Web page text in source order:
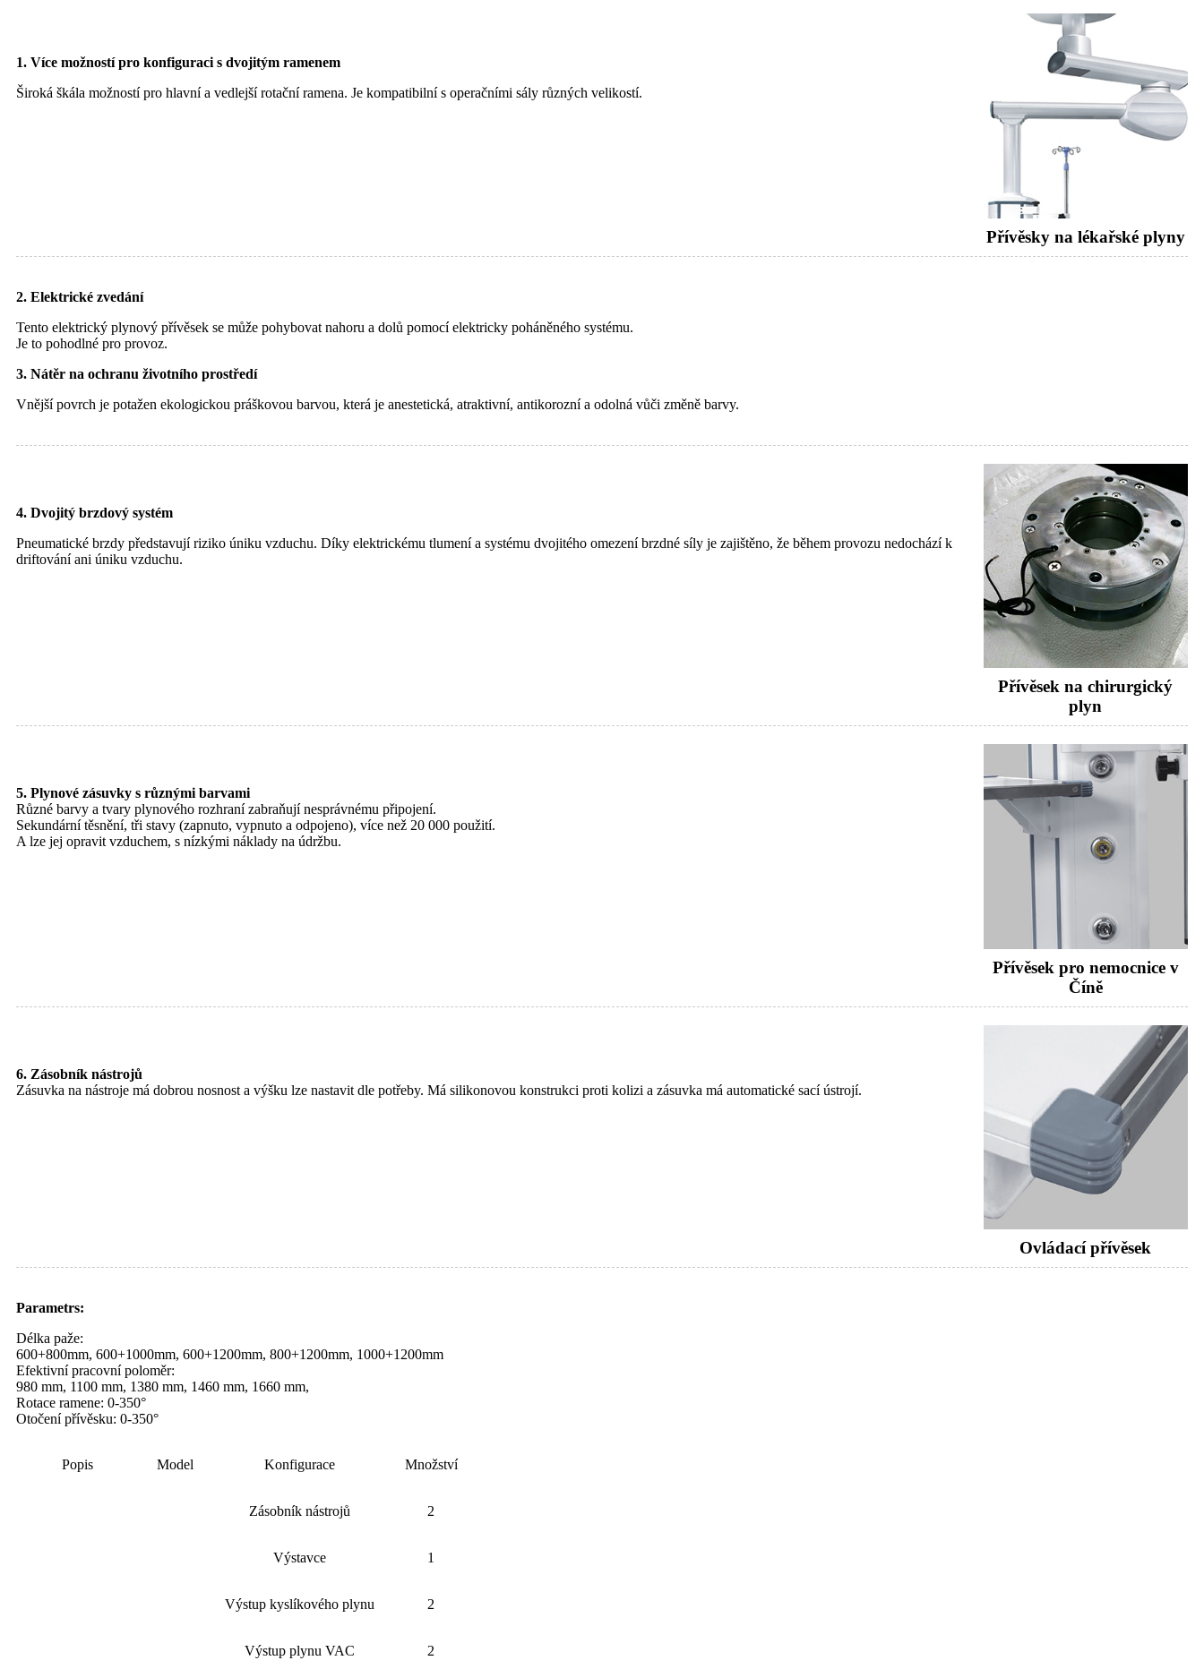
1. Více možností pro konfiguraci s dvojitým ramenem
Široká škála možností pro hlavní a vedlejší rotační ramena. Je kompatibilní s operačními sály různých velikostí.
Přívěsky na lékařské plyny
2. Elektrické zvedání
Tento elektrický plynový přívěsek se může pohybovat nahoru a dolů pomocí elektricky poháněného systému.
Je to pohodlné pro provoz.
3. Nátěr na ochranu životního prostředí
Vnější povrch je potažen ekologickou práškovou barvou, která je anestetická, atraktivní, antikorozní a odolná vůči změně barvy.
4. Dvojitý brzdový systém
Pneumatické brzdy představují riziko úniku vzduchu. Díky elektrickému tlumení a systému dvojitého omezení brzdné síly je zajištěno, že během provozu nedochází k
driftování ani úniku vzduchu.
Přívěsek na chirurgický
plyn
5. Plynové zásuvky s různými barvami
Různé barvy a tvary plynového rozhraní zabraňují nesprávnému připojení.
Sekundární těsnění, tři stavy (zapnuto, vypnuto a odpojeno), více než 20 000 použití.
A lze jej opravit vzduchem, s nízkými náklady na údržbu.
Přívěsek pro nemocnice v
Číně
6. Zásobník nástrojů
Zásuvka na nástroje má dobrou nosnost a výšku lze nastavit dle potřeby. Má silikonovou konstrukci proti kolizi a zásuvka má automatické sací ústrojí.
Ovládací přívěsek
Parametrs:
Délka paže:
600+800mm, 600+1000mm, 600+1200mm, 800+1200mm, 1000+1200mm
Efektivní pracovní poloměr:
980 mm, 1100 mm, 1380 mm, 1460 mm, 1660 mm,
Rotace ramene: 0-350°
Otočení přívěsku: 0-350°
Popis Model Konfigurace Množství
Zásobník nástrojů 2
Výstavce 1
Výstup kyslíkového plynu 2
Výstup plynu VAC 2